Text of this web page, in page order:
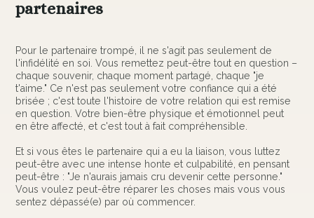
partenaires
Pour le partenaire trompé, il ne s'agit pas seulement de
l'infidélité en soi. Vous remettez peut-être tout en question –
chaque souvenir, chaque moment partagé, chaque "je
t'aime." Ce n'est pas seulement votre confiance qui a été
brisée ; c'est toute l'histoire de votre relation qui est remise
en question. Votre bien-être physique et émotionnel peut
en être affecté, et c'est tout à fait compréhensible.
Et si vous êtes le partenaire qui a eu la liaison, vous luttez
peut-être avec une intense honte et culpabilité, en pensant
peut-être : "Je n'aurais jamais cru devenir cette personne."
Vous voulez peut-être réparer les choses mais vous vous
sentez dépassé(e) par où commencer.